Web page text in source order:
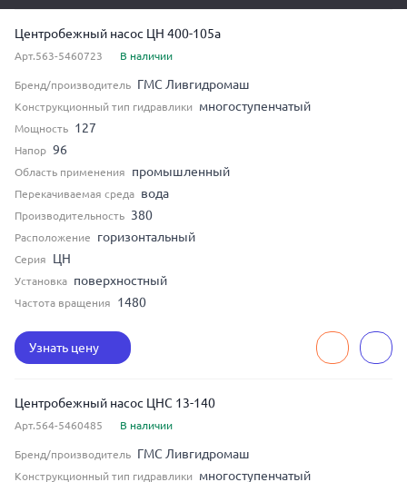
Центробежный насос ЦН 400-105а
Арт.563-5460723 В наличии
Бренд/производитель ГМС Ливгидромаш
Конструкционный тип гидравлики многоступенчатый
Мощность 127
Напор 96
Область применения промышленный
Перекачиваемая среда вода
Производительность 380
Расположение горизонтальный
Серия ЦН
Установка поверхностный
Частота вращения 1480
Узнать цену
Центробежный насос ЦНС 13-140
Арт.564-5460485 В наличии
Бренд/производитель ГМС Ливгидромаш
Конструкционный тип гидравлики многоступенчатый